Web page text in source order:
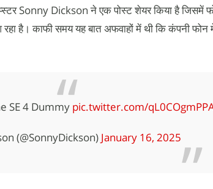
Sonny Dickson ने एक पोस्ट शेयर किया है जिसमें
है। काफी समय यह बात अफवाहों में थी कि कंपनी फोन
SE 4 Dummy pic.twitter.com/
(@SonnyDickson) January 16, 2025